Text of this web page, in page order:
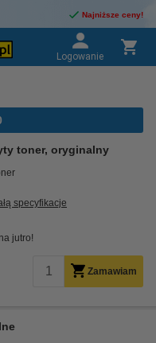
Najniższe ceny!
Logowanie
toner, oryginalny
specyfikacje
jutro!
Zamawiam